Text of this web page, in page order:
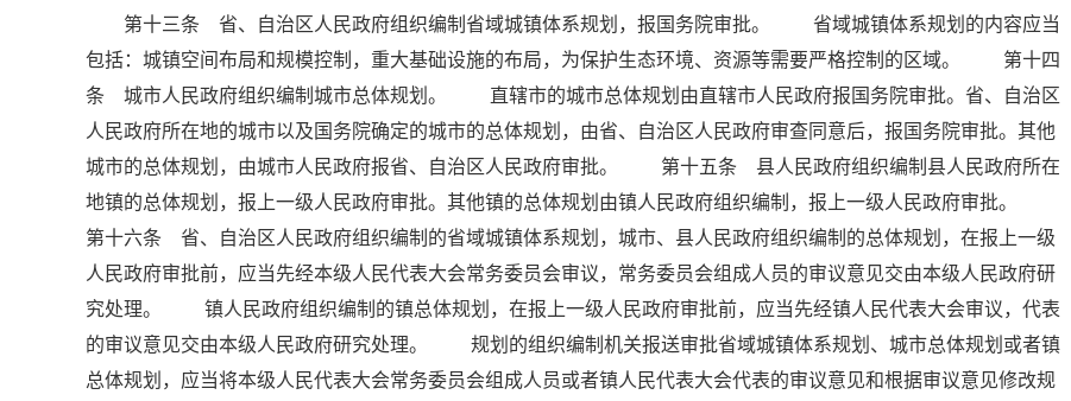
第十三条 省、自治区人民政府组织编制省域城镇体系规划，报国务院审批。 省域城镇体系规划的内容应当
包括：城镇空间布局和规模控制，重大基础设施的布局，为保护生态环境、资源等需要严格控制的区域。 第十四
条 城市人民政府组织编制城市总体规划。 直辖市的城市总体规划由直辖市人民政府报国务院审批。省、自治区
人民政府所在地的城市以及国务院确定的城市的总体规划，由省、自治区人民政府审查同意后，报国务院审批。其他
城市的总体规划，由城市人民政府报省、自治区人民政府审批。 第十五条 县人民政府组织编制县人民政府所在
地镇的总体规划，报上一级人民政府审批。其他镇的总体规划由镇人民政府组织编制，报上一级人民政府审批。
第十六条 省、自治区人民政府组织编制的省域城镇体系规划，城市、县人民政府组织编制的总体规划，在报上一级
人民政府审批前，应当先经本级人民代表大会常务委员会审议，常务委员会组成人员的审议意见交由本级人民政府研
究处理。 镇人民政府组织编制的镇总体规划，在报上一级人民政府审批前，应当先经镇人民代表大会审议，代表
的审议意见交由本级人民政府研究处理。 规划的组织编制机关报送审批省域城镇体系规划、城市总体规划或者镇
总体规划，应当将本级人民代表大会常务委员会组成人员或者镇人民代表大会代表的审议意见和根据审议意见修改规